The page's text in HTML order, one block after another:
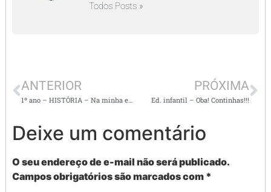
Todos Posts »
ANTERIOR
1º ano – HISTÓRIA – Na minha escola todo mundo é igual
PRÓXIMA
Ed. infantil – Oba! Continhas!!!
Deixe um comentário
O seu endereço de e-mail não será publicado.
Campos obrigatórios são marcados com *